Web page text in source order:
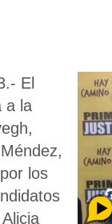
El
a la
los